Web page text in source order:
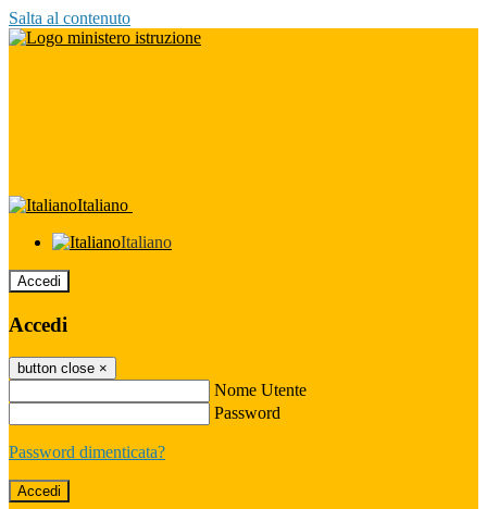
Salta al contenuto
Italiano
Italiano
Accedi
Accedi
button close ×
Nome Utente
Password
Password dimenticata?